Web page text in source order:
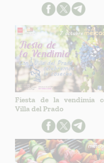
Fiesta de la vendimia
Villa del Prado